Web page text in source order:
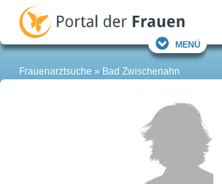
Menü
Frauenarztsuche Bad Zwischenahn